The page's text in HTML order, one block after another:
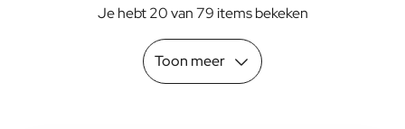
Je hebt 20 van 79 items bekeken
Toon meer